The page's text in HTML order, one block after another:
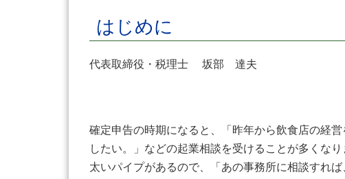
はじめに
代表取締役・税理士 坂部 達夫
確定申告の時期になると、「昨年から飲食店の経
したい。」などの起業相談を受けることが多くな
太いパイプがあるので、「あの事務所に相談すれ